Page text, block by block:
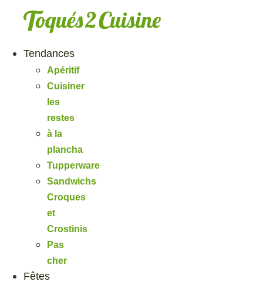
Tendances
Apéritif
Cuisiner
les
restes
à la
plancha
Tupperware
Sandwichs
Croques
et
Crostinis
Pas
cher
Fêtes